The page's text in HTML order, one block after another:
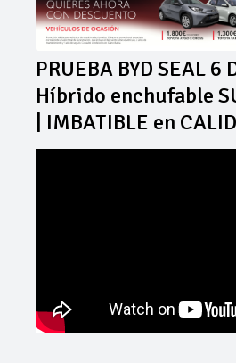
PRUEBA BYD SEAL 6
Híbrido enchufable
| IMBATIBLE en